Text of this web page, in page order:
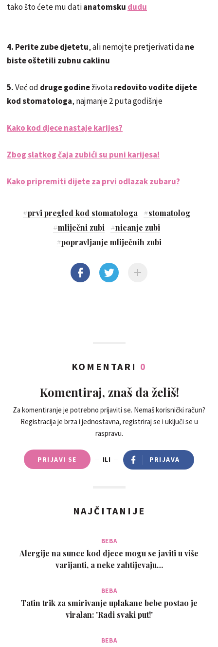
tako što ćete mu datianatomsku dudu
4. Perite zube djetetu, ali nemojte pretjerivati ​​dane
biste oštetili zubnu caklinu
5.Već od druge godineživotaredovito vodite dijete
kod stomatologa, najmanje 2 puta godišnje
Kako kod djece nastaje karijes?
Zbog slatkog čaja zubići su puni karijesa!
Kako pripremiti dijete za prvi odlazak zubaru?
#prvi pregled kod stomatologa #stomatolog
#mliječni zubi #nicanje zubi
#popravljanje mliječnih zubi
KOMENTARI 0
Komentiraj, znaš da želiš!
Za komentiranje je potrebno prijaviti se. Nemaš korisnički račun?
Registracija je brza i jednostavna, registriraj se i uključi se u
raspravu.
PRIJAVI SE ILI PRIJAVA
NAJČITANIJE
BEBA
Alergije na sunce kod djece mogu se javiti u više
varijanti, a neke zahtijevaju…
BEBA
Tatin trik za smirivanje uplakane bebe postao je
viralan: 'Radi svaki put!'
BEBA